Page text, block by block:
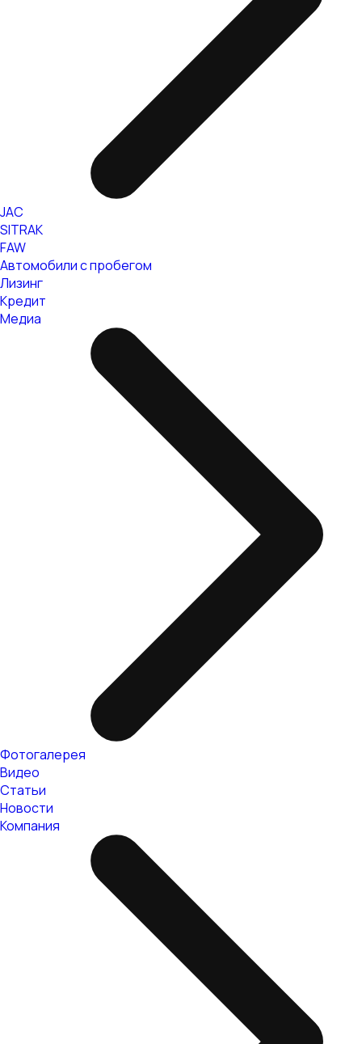
JAC
SITRAK
FAW
Автомобили с пробегом
Лизинг
Кредит
Медиа
Фотогалерея
Видео
Статьи
Новости
Компания